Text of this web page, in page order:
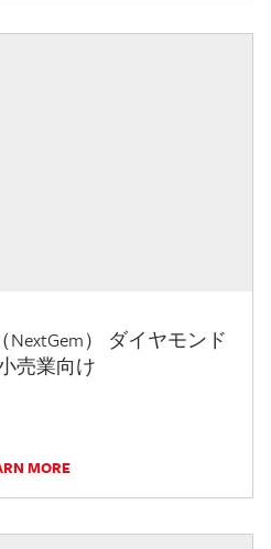
） ダイヤモンド
売業向け
MORE